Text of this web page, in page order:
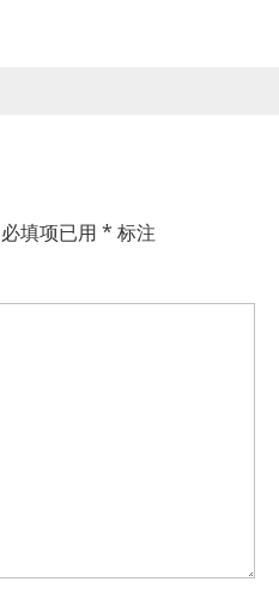
必填项已用 * 标注